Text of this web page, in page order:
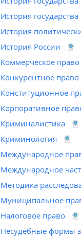
История
История
История России
Коммерческое право
Конкурентное право
Конституционное
Корпоративное
Криминалистика
Криминология
Международное
Международное
Методика
Муниципальное
Налоговое право
Несудебные формы